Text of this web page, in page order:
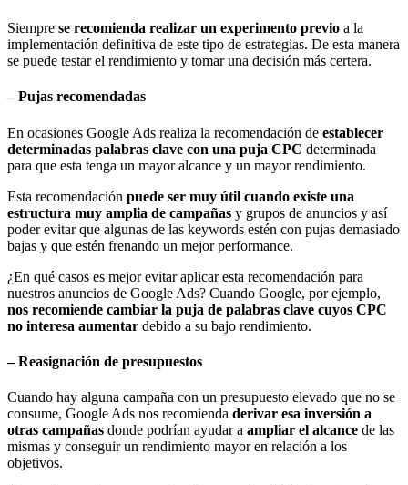
Siempre se recomienda realizar un experimento previo a la
implementación definitiva de este tipo de estrategias. De esta manera
se puede testar el rendimiento y tomar una decisión más certera.
– Pujas recomendadas
En ocasiones Google Ads realiza la recomendación de establecer
determinadas palabras clave con una puja CPC determinada
para que esta tenga un mayor alcance y un mayor rendimiento.
Esta recomendación puede ser muy útil cuando existe una
estructura muy amplia de campañas y grupos de anuncios y así
poder evitar que algunas de las keywords estén con pujas demasiado
bajas y que estén frenando un mejor performance.
¿En qué casos es mejor evitar aplicar esta recomendación para
nuestros anuncios de Google Ads? Cuando Google, por ejemplo,
nos recomiende cambiar la puja de palabras clave cuyos CPC
no interesa aumentar debido a su bajo rendimiento.
– Reasignación de presupuestos
Cuando hay alguna campaña con un presupuesto elevado que no se
consume, Google Ads nos recomienda derivar esa inversión a
otras campañas donde podrían ayudar a ampliar el alcance de las
mismas y conseguir un rendimiento mayor en relación a los
objetivos.